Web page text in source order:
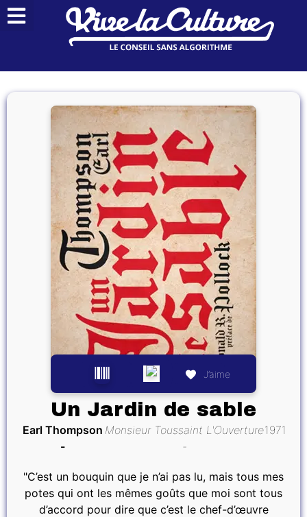
J’aime
Un Jardin de sable
Earl Thompson Monsieur Toussaint L'Ouverture1971
"C’est un bouquin que je n’ai pas lu, mais tous mes
potes qui ont les mêmes goûts que moi sont tous
d’accord pour dire que c’est le chef-d’œuvre